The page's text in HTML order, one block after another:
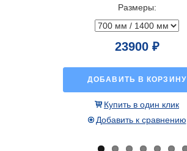
Размеры:
23900 ₽
ДОБАВИТЬ В КОРЗИНУ
Купить в один клик
Добавить к сравнению